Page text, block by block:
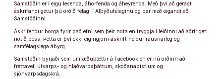
Samstöðin er í eigu lesenda, áhorfenda og áheyrenda. Með því að gerast
áskrifandi getur þú orðið félagi í Alþýðufélaginu og þar með eigandi að
Samstöðinni.
Áskrifendur borga fyrir það efni sem þeir nota en tryggja í leiðinni að aðrir geti
notið þess. Þetta er því ekki eigingjörn áskrift heldur rausnarleg og
samfélagslega ábyrg.
Samstöðin byrjaði sem umræðuþættir á Facebook en er nú orðinn að
fréttavef, útvarps- og hlaðvarpsþáttum, skoðanapistlum og
sjónvarpsdagskrá.